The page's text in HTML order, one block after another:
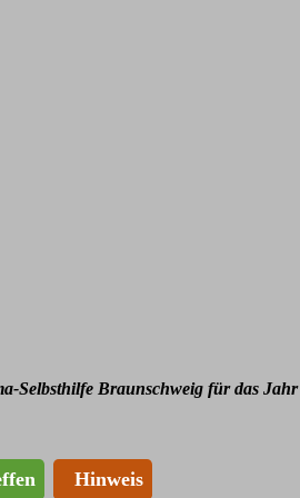
Selbsthilfe Braunschweig für das
Hinweis